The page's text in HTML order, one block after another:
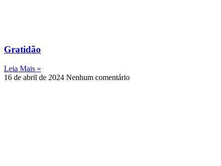
Gratidão
Leia Mais »
16 de abril de 2024 Nenhum comentário